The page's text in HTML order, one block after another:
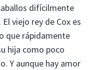
difícilmente
viejo rey de Cox es
que rápidamente
hija como poco
Y aunque hay amor